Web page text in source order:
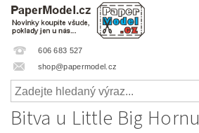
606 683 527
shop@papermodel.cz
Bitva u Little Big Hornu